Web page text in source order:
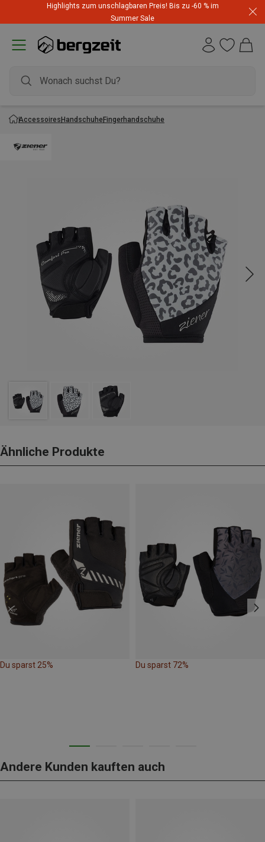
Highlights zum unschlagbaren Preis! Bis zu -60 % im
Summer Sale
AccessoiresHandschuheFingerhandschuhe
Ähnliche Produkte
Du sparst 25% Du sparst 72%
Andere Kunden kauften auch